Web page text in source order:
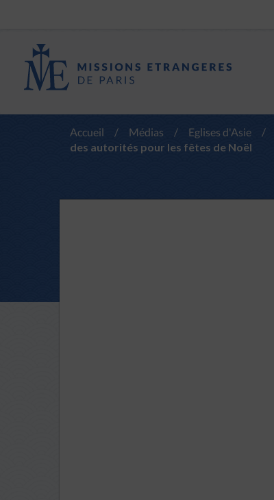
Accueil / Médias / Eglises d'Asie /
des autorités pour les fêtes de Noël